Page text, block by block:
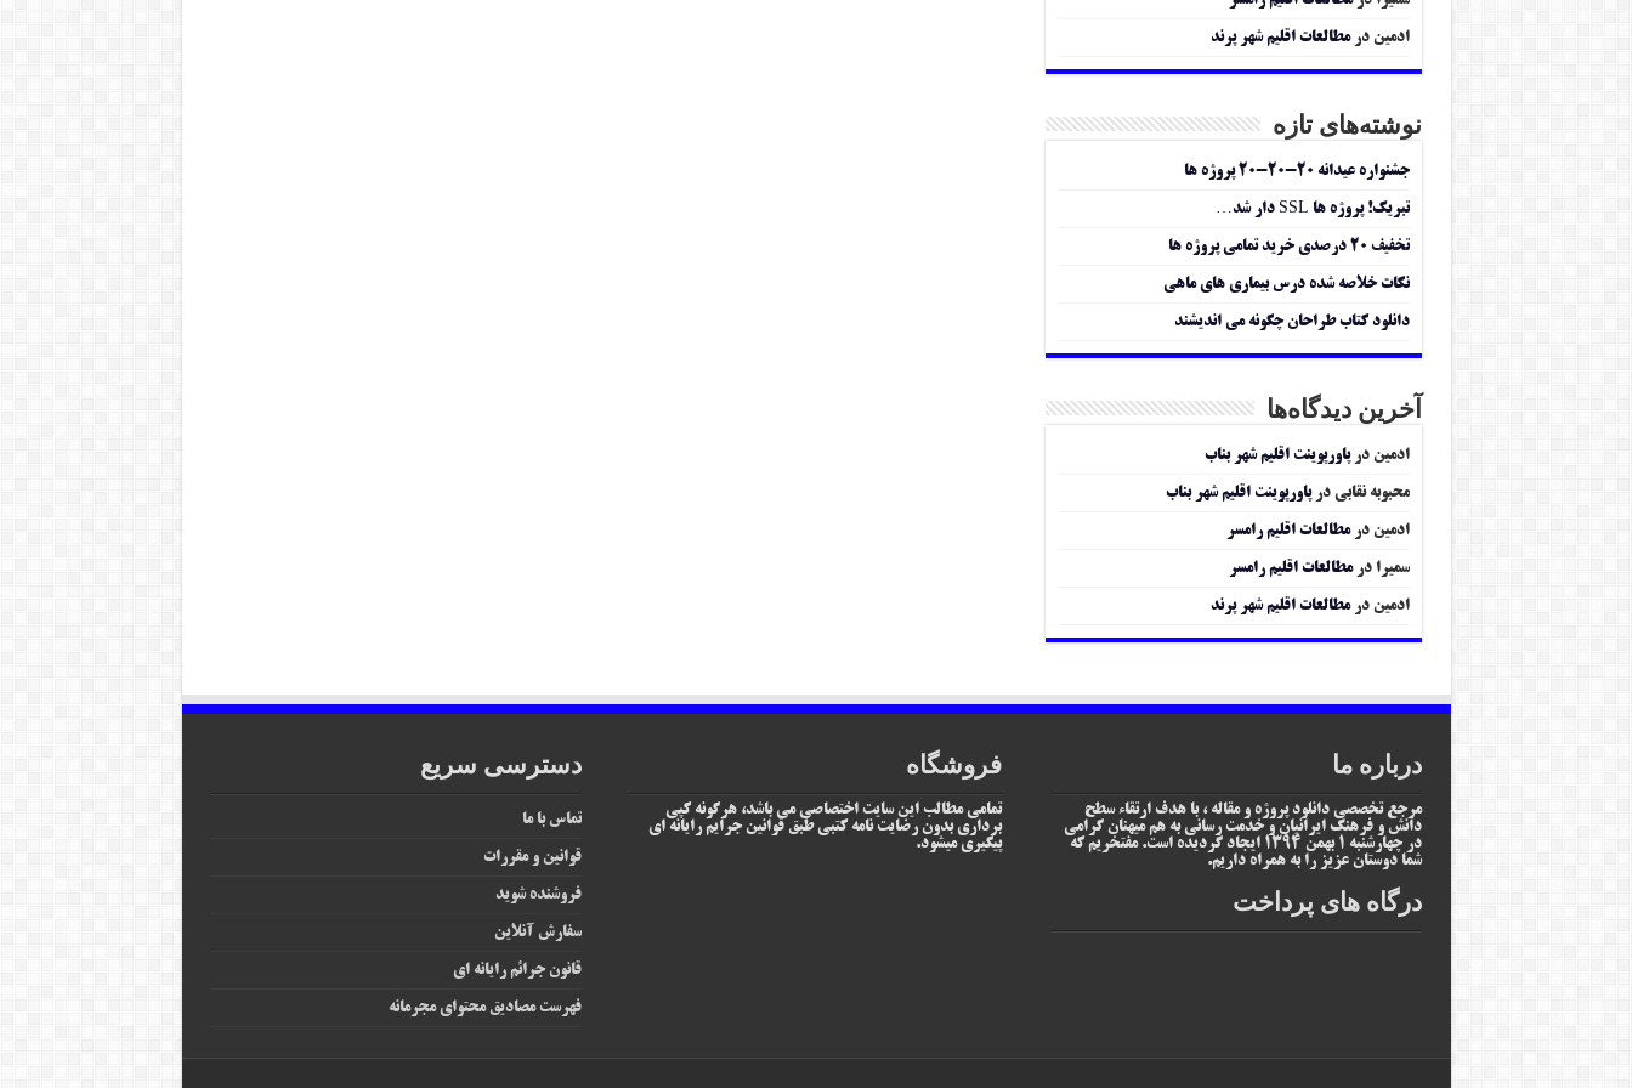
ادمین درمطالعات اقلیم شهر پرند
نوشته‌های تازه
جشنواره عیدانه ۲۰-۲۰-۲۰ پروژه ها
تبریک! پروژه ها SSL دار شد…
تخفیف ۲۰ درصدی خرید تمامی پروژه ها
نکات خلاصه شده درس بیماری های ماهی
دانلود کتاب طراحان چگونه می اندیشند
آخرین دیدگاه‌ها
ادمین درپاورپوینت اقلیم شهر بناب
محبوبه نقابی درپاورپوینت اقلیم شهر بناب
ادمین درمطالعات اقلیم رامسر
سمیرا درمطالعات اقلیم رامسر
ادمین درمطالعات اقلیم شهر پرند
درباره ما
مرجع تخصصی دانلود پروژه و مقاله ، با هدف ارتقاء سطح
دانش و فرهنگ ایرانیان و خدمت رسانی به هم میهنان گرامی
در چهارشنبه 1 بهمن 1394 ایجاد گردیده است. مفتخریم که
شما دوستان عزیز را به همراه داریم.
درگاه های پرداخت
فروشگاه
تمامی مطالب این سایت اختصاصی می باشد، هرگونه کپی
برداری بدون رضایت نامه کتبی طبق قوانین جرایم رایانه ای
پیگیری میشود.
دسترسی سریع
تماس با ما
قوانین و مقررات
فروشنده شوید
سفارش آنلاین
قانون جرائم رایانه‌ ای
فهرست مصادیق محتوای مجرمانه